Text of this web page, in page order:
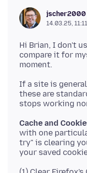
jscher2000
14.03.25, 11:11
Hi Brian, I don't
compare it for
If a site is
these are
Cache and
with one
try" is clearing